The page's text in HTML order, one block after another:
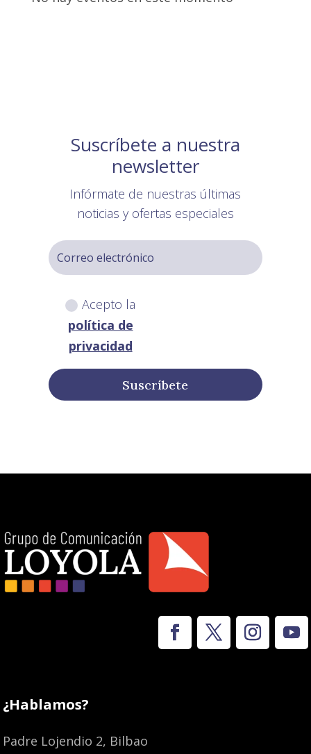
Suscríbete a nuestra
newsletter
Infórmate de nuestras últimas
noticias y ofertas especiales
Acepto la
política de
privacidad
Suscríbete
¿Hablamos?
Padre Lojendio 2, Bilbao